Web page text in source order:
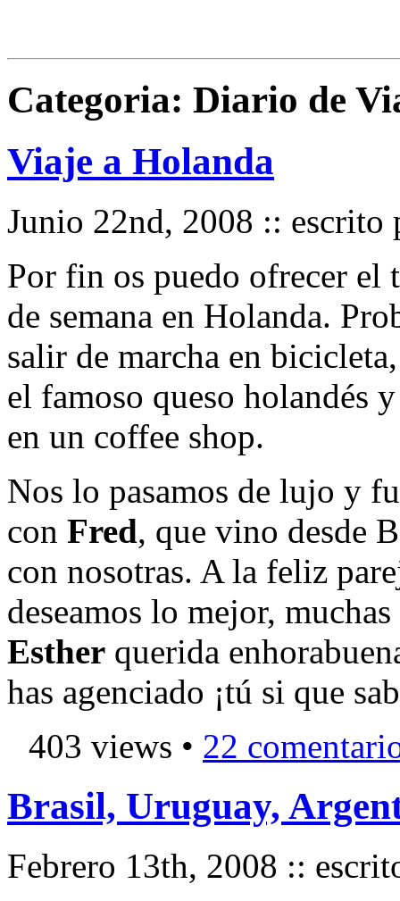
Categoria: Diario de
Viaje a Holanda
Junio 22nd, 2008 ::
Por fin os puedo ofrecer
de semana en Holanda.
salir de marcha en
el famoso queso holandés
en un coffee shop.
Nos lo pasamos de lujo y
con Fred, que vino desde
con nosotras. A la feliz
deseamos lo mejor,
Esther querida
has agenciado ¡tú si que
403 views • 22
Brasil, Uruguay,
Febrero 13th, 2008 ::